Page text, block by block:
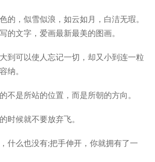
，似雪似浪，如云如月，白洁无瑕。
的文字，爱画最新最美的图画。
可以使人忘记一切，却又小到连一粒
纳。
是所站的位置，而是所朝的方向。
候就不要放弃飞。
么也没有;把手伸开，你就拥有了一